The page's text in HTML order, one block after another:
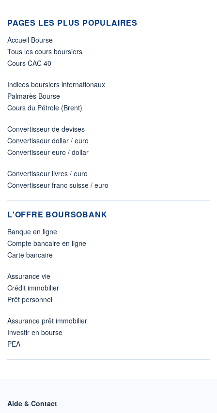
PAGES LES PLUS POPULAIRES
Accueil Bourse
Tous les cours boursiers
Cours CAC 40
Indices boursiers internationaux
Palmarès Bourse
Cours du Pétrole (Brent)
Convertisseur de devises
Convertisseur dollar / euro
Convertisseur euro / dollar
Convertisseur livres / euro
Convertisseur franc suisse / euro
L'OFFRE BOURSOBANK
Banque en ligne
Compte bancaire en ligne
Carte bancaire
Assurance vie
Crédit immobilier
Prêt personnel
Assurance prêt immobilier
Investir en bourse
PEA
Aide & Contact